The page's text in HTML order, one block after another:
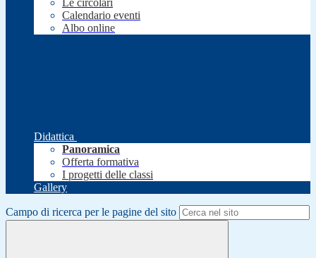
Le circolari
Calendario eventi
Albo online
Didattica
Panoramica
Offerta formativa
I progetti delle classi
Gallery
Campo di ricerca per le pagine del sito